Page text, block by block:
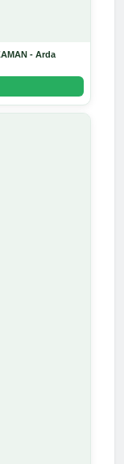
- Arda